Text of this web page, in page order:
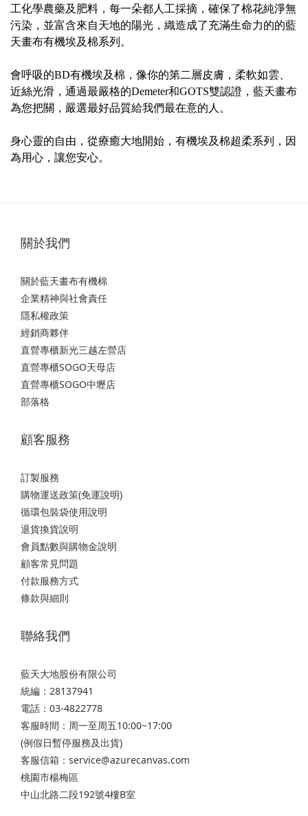
工化學農藥及肥料，每一朵都人工採摘，確保了棉花純淨無
污染，並富含來自天地的陽光，織造成了充滿生命力的的藍
天畫布有機埃及棉系列。
會呼吸的BD有機埃及棉，像你的第二層皮膚，柔軟如雲、
近絲光滑，通過最嚴格的Demeter和GOTS雙認證，藍天畫布
為您把關，嚴選最好品質給我們最在意的人。
身心靈的自由，從療癒大地開始，有機埃及棉超柔系列，因
為用心，讓您安心。
關於我們
關於藍天畫布有機棉
企業精神與社會責任
隱私權政策
經銷商夥伴
直營專櫃新光三越左營店
直營專櫃SOGO天母店
直營專櫃SOGO中壢店
部落格
顧客服務
訂製服務
購物運送政策(免運說明)
循環包裝袋使用說明
退貨換貨說明
會員點數與購物金說明
顧客常見問題
付款服務方式
條款與細則
聯絡我們
藍天大地股份有限公司
統編：28137941
電話：03-4822778
客服時間：周一至周五10:00~17:00
(例假日暫停服務及出貨)
客服信箱：service@azurecanvas.com
桃園市楊梅區
中山北路二段192號4樓B室